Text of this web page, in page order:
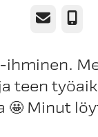
Email Phone
teen
Minut